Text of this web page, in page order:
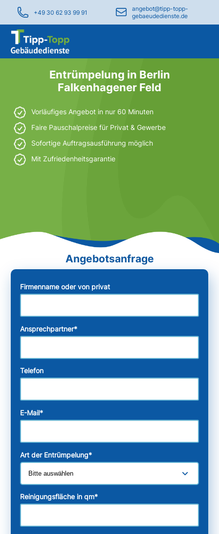
+49 30 62 93 99 91
angebot@tipp-topp-
gebaeudedienste.de
Entrümpelung in Berlin
Falkenhagener Feld
Vorläufiges Angebot in nur 60 Minuten
Faire Pauschalpreise für Privat & Gewerbe
Sofortige Auftragsausführung möglich
Mit Zufriedenheitsgarantie
Firmenname oder von privat
Ansprechpartner*
Telefon
E-Mail*
Art der Entrümpelung*
Reinigungsfläche in qm*